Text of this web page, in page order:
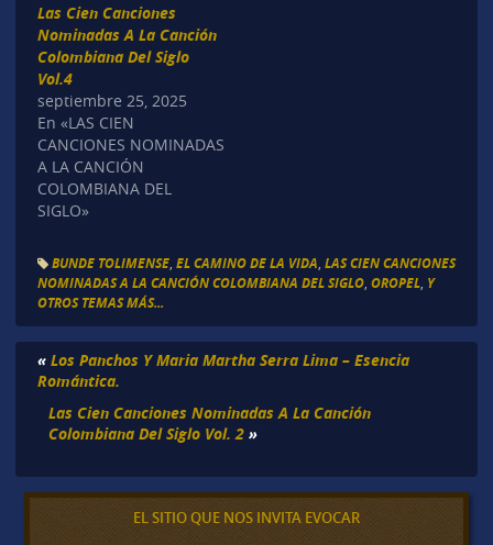
Las Cien Canciones
Nominadas A La Canción
Colombiana Del Siglo
Vol.4
septiembre 25, 2025
En «LAS CIEN
CANCIONES NOMINADAS
A LA CANCIÓN
COLOMBIANA DEL
SIGLO»
BUNDE TOLIMENSE, EL CAMINO DE LA VIDA LAS CIEN CANCIONES
NOMINADAS A LA CANCIÓN COLOMBIANA DEL SIGLO, OROPEL, Y
OTROS TEMAS MÁS...
« Los Panchos Y Maria Martha Serra Lima – Esencia
Romántica.
Las Cien Canciones Nominadas A La Canción
Colombiana Del Siglo Vol. 2 »
EL SITIO QUE NOS INVITA EVOCAR